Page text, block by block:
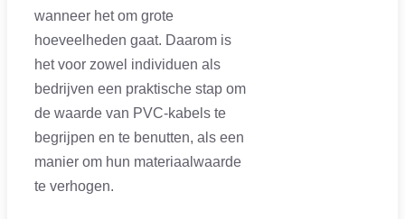
wanneer het om grote
hoeveelheden gaat. Daarom is
het voor zowel individuen als
bedrijven een praktische stap om
de waarde van PVC-kabels te
begrijpen en te benutten, als een
manier om hun materiaalwaarde
te verhogen.